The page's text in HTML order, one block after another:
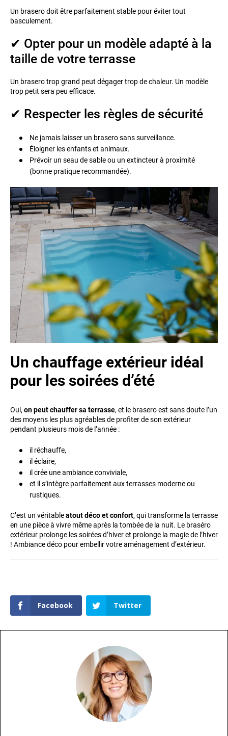
Un brasero doit être parfaitement stable pour éviter tout
basculement.
✔ Opter pour un modèle adapté à la
taille de votre terrasse
Un brasero trop grand peut dégager trop de chaleur. Un modèle
trop petit sera peu efficace.
✔ Respecter les règles de sécurité
Ne jamais laisser un brasero sans surveillance.
Éloigner les enfants et animaux.
Prévoir un seau de sable ou un extincteur à proximité
(bonne pratique recommandée).
Un chauffage extérieur idéal
pour les soirées d’été
Oui, on peut chauffer sa terrasse, et le brasero est sans doute l’un
des moyens les plus agréables de profiter de son extérieur
pendant plusieurs mois de l’année :
il réchauffe,
il éclaire,
il crée une ambiance conviviale,
et il s’intègre parfaitement aux terrasses moderne ou
rustiques.
C’est un véritableatout déco et confort, qui transforme la terrasse
en une pièce à vivre même après la tombée de la nuit. Le braséro
extérieur prolonge les soirées d’hiver et prolonge la magie de l’hiver
! Ambiance déco pour embellir votre aménagement d’extérieur.
Facebook Twitter